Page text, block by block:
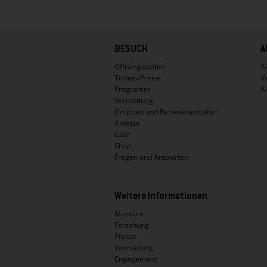
BESUCH
Öffnungszeiten
Tickets/Preise
Programm
Vermittlung
Gruppen und Reiseveranstalter
Anreise
Café
Shop
Fragen und Antworten
Weitere Informationen
Museum
Forschung
Presse
Vermietung
Engagement